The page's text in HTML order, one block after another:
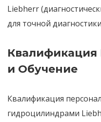
Liebherr
для точной
и Обучение
Квалификация
гидроцилиндрами